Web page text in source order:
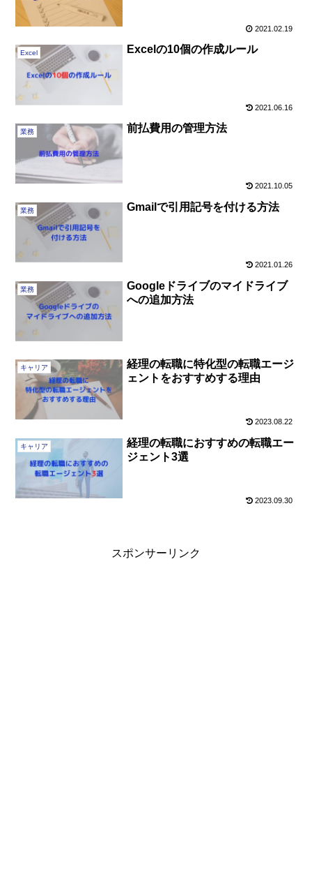
2021.02.19
Excel Excelの10個の作成ルール
2021.06.16
業務 前払費用の管理方法
2021.10.05
業務 Gmailで引用記号を付ける方法
2021.01.26
業務
Googleドライブのマイドライブ
への追加方法
キャリア
経理の転職に特化型の転職エージ
ェントをおすすめする理由
2023.08.22
キャリア
経理の転職におすすめの転職エー
ジェント3選
2023.09.30
スポンサーリンク